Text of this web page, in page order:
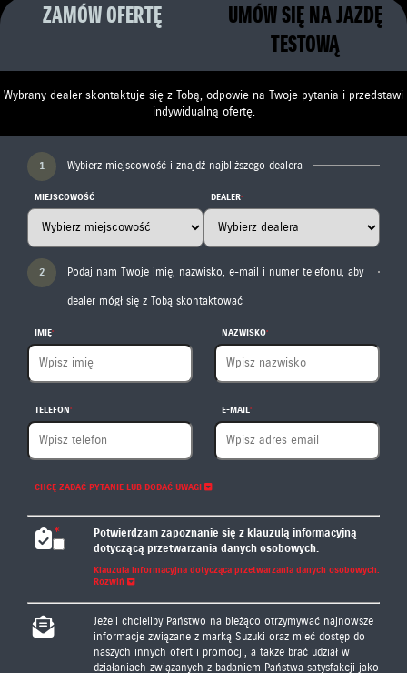
ZAMÓW OFERTĘ
UMÓW SIĘ NA JAZDĘ
TESTOWĄ
Wybrany dealer skontaktuje się z Tobą, odpowie na Twoje pytania i przedstawi
indywidualną ofertę.
1 Wybierz miejscowość i znajdź najbliższego dealera
MIEJSCOWOŚĆ DEALER
2
Podaj nam Twoje imię, nazwisko, e-mail i numer telefonu, aby
dealer mógł się z Tobą skontaktować
IMIĘ NAZWISKO
TELEFON E-MAIL
CHCĘ ZADAĆ PYTANIE LUB DODAĆ UWAGI
Potwierdzam zapoznanie się z klauzulą informacyjną
dotyczącą przetwarzania danych osobowych.
Klauzula informacyjna dotycząca przetwarzania danych osobowych.
Rozwiń
Klauzula informacyjna dotycząca przetwarzania danych
osobowych
Administratorem podanych przez Państwa danych osobowych
Jeżeli chcieliby Państwo na bieżąco otrzymywać najnowsze
informacje związane z marką Suzuki oraz mieć dostęp do
naszych innych ofert i promocji, a także brać udział w
działaniach związanych z badaniem Państwa satysfakcji jako